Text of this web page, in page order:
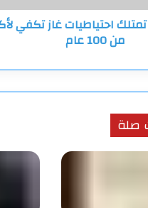
تمتلك احتياطيات غاز تكفي
من 100 عام
صلة